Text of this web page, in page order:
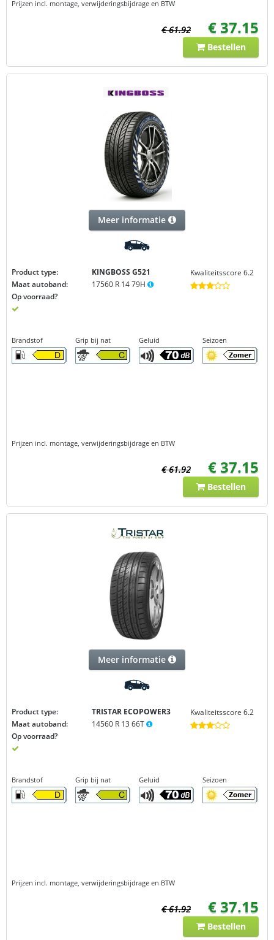
Prijzen incl. montage, verwijderingsbijdrage en BTW
€ 61.92 € 37.15
Bestellen
Meer informatie
Product type:
KINGBOSS G521
Maat autoband:
17560 R 14 79H
Op voorraad?
Kwaliteitsscore 6.2
Brandstof Grip bij nat Geluid Seizoen
Prijzen incl. montage, verwijderingsbijdrage en BTW
€ 61.92 € 37.15
Bestellen
Meer informatie
Product type:
TRISTAR ECOPOWER3
Maat autoband:
14560 R 13 66T
Op voorraad?
Kwaliteitsscore 6.2
Brandstof Grip bij nat Geluid Seizoen
Prijzen incl. montage, verwijderingsbijdrage en BTW
€ 61.92 € 37.15
Bestellen